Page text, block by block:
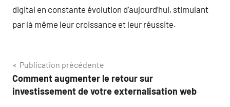
digital en constante évolution d’aujourd’hui, stimulant
par là même leur croissance et leur réussite.
Navigation
de
Publication précédente
Comment augmenter le retour sur
investissement de votre externalisation web